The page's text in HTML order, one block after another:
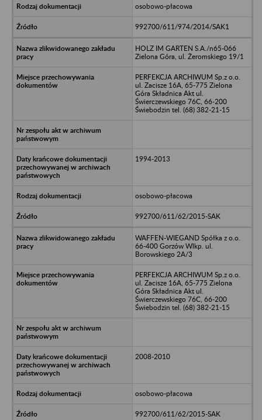
osobowo-płacowa
992700/611/974/2014/SAK1
HOLZ IM GARTEN S.A./n65-066
Zielona Góra, ul. Żeromskiego 19/1
PERFEKCJA ARCHIWUM Sp.z o.o.
ul. Zacisze 16A, 65-775 Zielona
Góra Składnica Akt ul.
Świerczewskiego 76C, 66-200
Świebodzin tel. (68) 382-21-15
1994-2013
osobowo-płacowa
992700/611/62/2015-SAK
WAFFEN-WIEGAND Spółka z o.o.
66-400 Gorzów Wlkp. ul.
Borowskiego 2A/3
PERFEKCJA ARCHIWUM Sp.z o.o.
ul. Zacisze 16A, 65-775 Zielona
Góra Składnica Akt ul.
Świerczewskiego 76C, 66-200
Świebodzin tel. (68) 382-21-15
2008-2010
osobowo-płacowa
992700/611/62/2015-SAK